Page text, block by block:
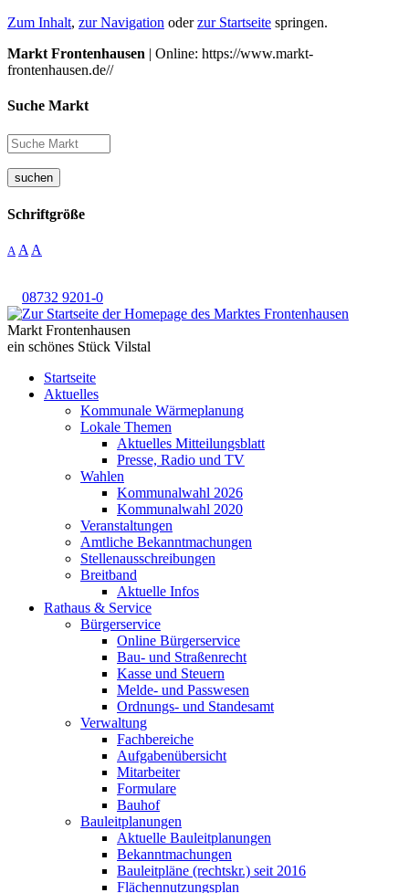
Zum Inhalt, zur Navigation oderzur Startseite springen.
Markt Frontenhausen | Online: https://www.markt-
frontenhausen.de//
Suche Markt
suchen
Schriftgröße
A A A
08732 9201-0
Markt Frontenhausen
ein schönes Stück Vilstal
Startseite
Aktuelles
Kommunale Wärmeplanung
Lokale Themen
Aktuelles Mitteilungsblatt
Presse, Radio und TV
Wahlen
Kommunalwahl 2026
Kommunalwahl 2020
Veranstaltungen
Amtliche Bekanntmachungen
Stellenausschreibungen
Breitband
Aktuelle Infos
Rathaus & Service
Bürgerservice
Online Bürgerservice
Bau- und Straßenrecht
Kasse und Steuern
Melde- und Passwesen
Ordnungs- und Standesamt
Verwaltung
Fachbereiche
Aufgabenübersicht
Mitarbeiter
Formulare
Bauhof
Bauleitplanungen
Aktuelle Bauleitplanungen
Bekanntmachungen
Bauleitpläne (rechtskr.) seit 2016
Flächennutzungsplan